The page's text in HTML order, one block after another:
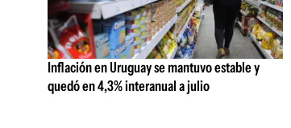
Inflación en Uruguay se mantuvo estable y
quedó en 4,3% interanual a julio